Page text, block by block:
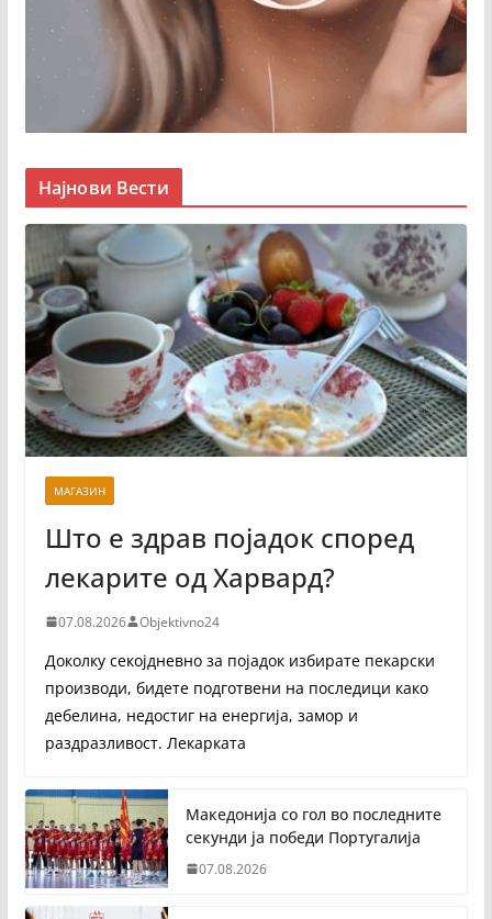
Најнови Вести
МАГАЗИН
Што е здрав појадок според
лекарите од Харвард?
07.08.2026 Objektivno24
Доколку секојдневно за појадок избирате пекарски
производи, бидете подготвени на последици како
дебелина, недостиг на енергија, замор и
раздразливост. Лекарката
Македонија со гол во последните
секунди ја победи Португалија
07.08.2026